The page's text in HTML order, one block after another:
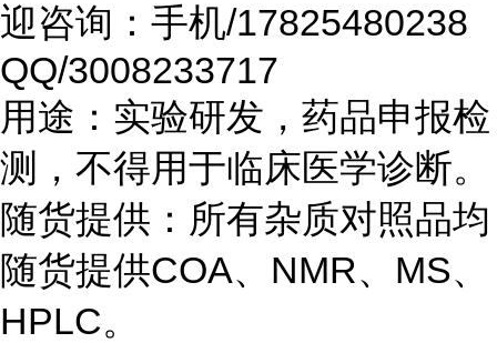
迎咨询：手机/17825480238
QQ/3008233717
用途：实验研发，药品申报检
测，不得用于临床医学诊断。
随货提供：所有杂质对照品均
随货提供COA、NMR、MS、
HPLC。